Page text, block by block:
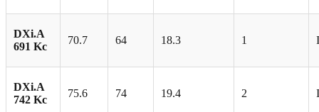
DXi.A
691 Kc
70.7 64 18.3 1
DXi.A
742 Kc
75.6 74 19.4 2